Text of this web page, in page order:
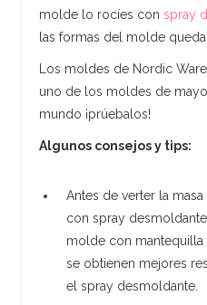
molde lo rocíes conspray
las formas del molde
Los moldes de Nordic
uno de los moldes de
mundo ¡prúebalos!
Algunos consejos y tips:
Antes de verter la
con spray
molde con mantequilla
se obtienen mejores
el spray desmoldante.